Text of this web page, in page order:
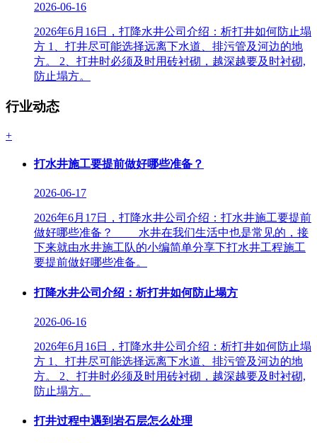
2026-06-16
2026年6月16日，打降水井公司介绍：析打井如何防止塌
方 1、打井尽可能选择远离下水道、排污管及河边的地
方。 2、打井时必须及时用砖衬砌，越深越要及时衬砌,
防止塌方。
行业动态
+
打水井施工要提前做好哪些准备？
2026-06-17
2026年6月17日，打降水井公司介绍：打水井施工要提前
做好哪些准备？ 水井在我们生活中也是常见的，接
下来就由水井施工队的小编简单分享下打水井工程施工
要提前做好哪些准备。
打降水井公司介绍：析打井如何防止塌方
2026-06-16
2026年6月16日，打降水井公司介绍：析打井如何防止塌
方 1、打井尽可能选择远离下水道、排污管及河边的地
方。 2、打井时必须及时用砖衬砌，越深越要及时衬砌,
防止塌方。
打井过程中遇到岩石层怎么处理